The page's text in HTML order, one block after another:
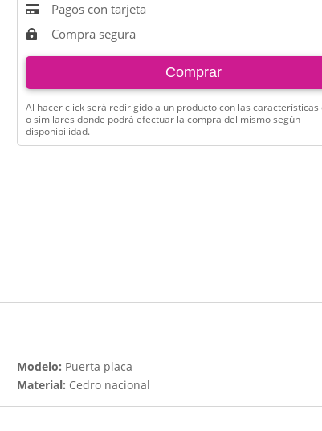
 Pagos con tarjeta
 Compra segura
Comprar
Al hacer click será redirigido a un producto con las características
o similares donde podrá efectuar la compra del mismo según
disponibilidad.
Modelo: Puerta placa
Material: Cedro nacional